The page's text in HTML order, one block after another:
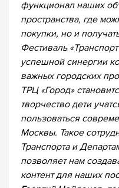
функционал наших
пространства, где
покупки, но и
Фестиваль
успешной синергии
важных городских
ТРЦ «Город»
творчество дети
пользоваться
Москвы. Такое
Транспорта и
позволяет нам
контент для наших